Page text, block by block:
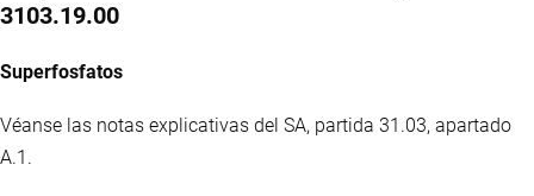
3103.19.00
Superfosfatos
Véanse las notas explicativas del SA, partida 31.03, apartado
A.1.